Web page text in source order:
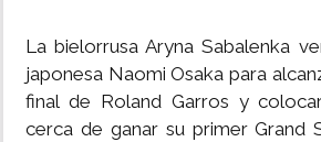
La bielorrusa Aryna Sabalenka
japonesa Naomi Osaka para
final de Roland Garros y
cerca de ganar su primer Grand